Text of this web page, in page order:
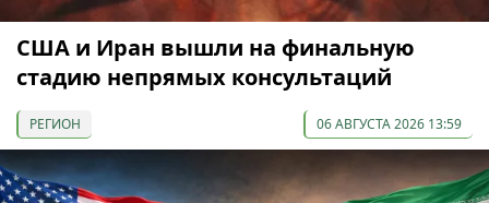
США и Иран вышли на финальную
стадию непрямых консультаций
РЕГИОН 06 АВГУСТА 2026 13:59